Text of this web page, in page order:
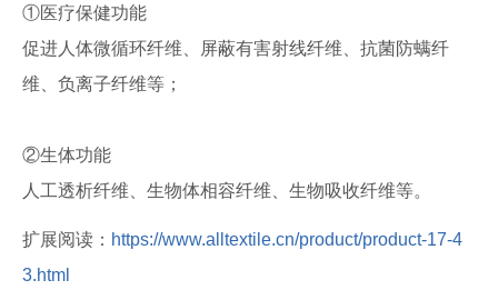
①医疗保健功能
促进人体微循环纤维、屏蔽有害射线纤维、抗菌防螨纤
维、负离子纤维等；
②生体功能
人工透析纤维、生物体相容纤维、生物吸收纤维等。
扩展阅读： https://www.alltextile.cn/product/product-17-4
3.html